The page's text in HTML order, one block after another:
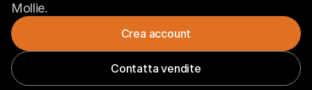
Mollie.
Crea account
Contatta vendite